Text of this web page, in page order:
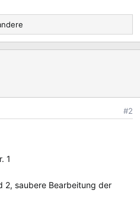
#2
1
2, saubere Bearbeitung der